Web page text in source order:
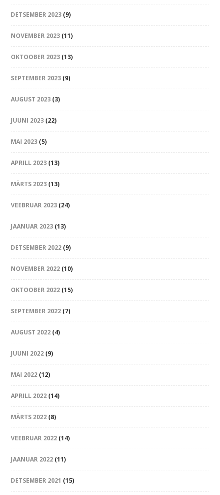
DETSEMBER 2023 (9)
NOVEMBER 2023 (11)
OKTOOBER 2023 (13)
SEPTEMBER 2023 (9)
AUGUST 2023 (3)
JUUNI 2023 (22)
MAI 2023 (5)
APRILL 2023 (13)
MÄRTS 2023 (13)
VEEBRUAR 2023 (24)
JAANUAR 2023 (13)
DETSEMBER 2022 (9)
NOVEMBER 2022 (10)
OKTOOBER 2022 (15)
SEPTEMBER 2022 (7)
AUGUST 2022 (4)
JUUNI 2022 (9)
MAI 2022 (12)
APRILL 2022 (14)
MÄRTS 2022 (8)
VEEBRUAR 2022 (14)
JAANUAR 2022 (11)
DETSEMBER 2021 (15)